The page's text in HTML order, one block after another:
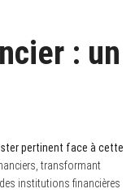
: un
pertinent face à cette
transformant
des institutions financières